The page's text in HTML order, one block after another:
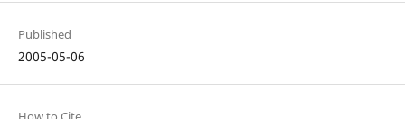
Published
2005-05-06